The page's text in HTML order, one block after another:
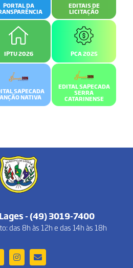
PORTAL DA EDITAIS DE
LICITAÇÃO
IPTU 2026 PCA 2025
SAPECADA
NATIVA
EDITAL SAPECADA
SERRA
CATARINENSE
- (49) 3019-7400
das 8h às 12h e das 14h às 18h